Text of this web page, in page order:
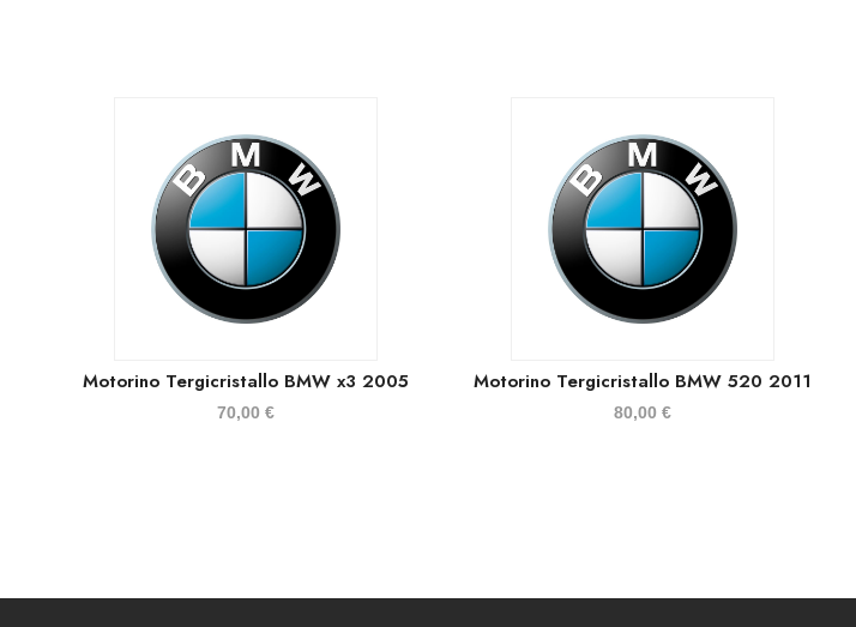
Motorino Tergicristallo BMW x3 2005
70,00 €
Motorino Tergicristallo BMW 520 2011
80,00 €